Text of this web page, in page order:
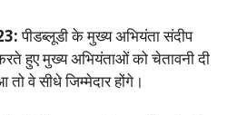
पीडब्लूडी के मुख्य अभियंता संदीप
हुए मुख्य अभियंताओं को चेतावनी दी
वे सीधे जिम्मेदार होंगे।